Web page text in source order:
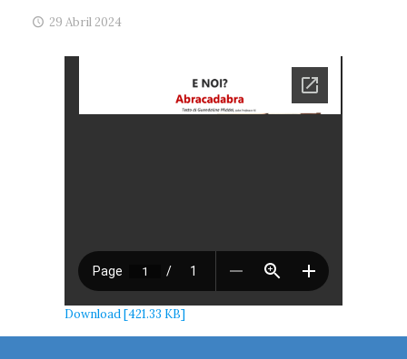
29 Abril 2024
Download [421.33 KB]